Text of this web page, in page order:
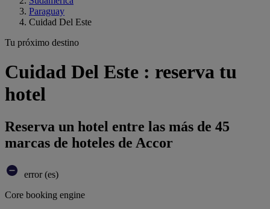
Paraguay
Cuidad Del Este
Tu próximo destino
Cuidad Del Este : reserva tu
hotel
Reserva un hotel entre las más de 45
marcas de hoteles de Accor
error (es)
Core booking engine